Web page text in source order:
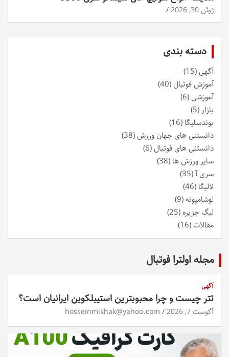
ژوئن 30, 2026
دسته بندی
آگهی(15)
آموزش فوتبال(40)
آموزشی(6)
بازار (5)
بوندسلیگا (16)
دانستنی های جهان ورزش(38)
دانستنی های فوتبال(6)
سایر ورزش ها (38)
سری آ(35)
لالیگا (46)
لوشامپونه(9)
لیگ جزیره(25)
مقالات(16)
مجله اولترا فوتبال
آگهی
تتر چیست و چرا محبوبترین استیبلکوین ایرانیان است؟
آگوست 7, 2026 hosseinmikhak@yahoo.com